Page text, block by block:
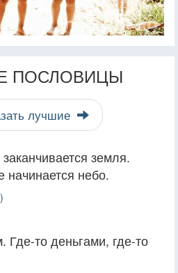
ПОСЛОВИЦЫ
лучшие
земля.
небо.
то деньгами, где-то